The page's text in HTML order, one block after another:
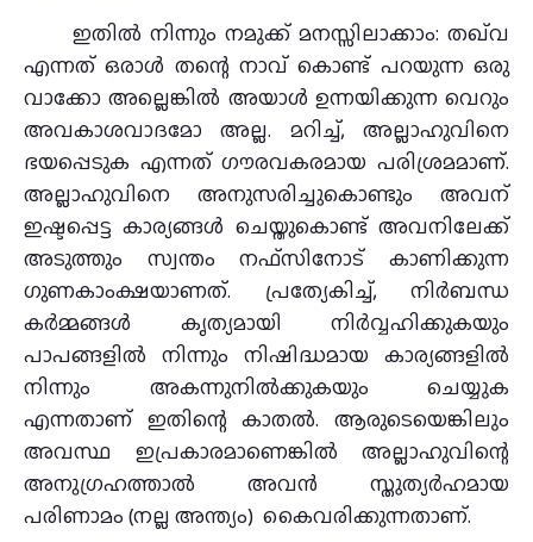
ഇതിൽ നിന്നും നമുക്ക് മനസ്സിലാക്കാം: തഖ്‌വ
എന്നത് ഒരാൾ തന്റെ നാവ് കൊണ്ട് പറയുന്ന ഒരു
വാക്കോ അല്ലെങ്കിൽ അയാൾ ഉന്നയിക്കുന്ന വെറും
അവകാശവാദമോ അല്ല. മറിച്ച്, അല്ലാഹുവിനെ
ഭയപ്പെടുക എന്നത് ഗൗരവകരമായ പരിശ്രമമാണ്.
അല്ലാഹുവിനെ അനുസരിച്ചുകൊണ്ടും അവന്
ഇഷ്ടപ്പെട്ട കാര്യങ്ങൾ ചെയ്തുകൊണ്ട് അവനിലേക്ക്
അടുത്തും സ്വന്തം നഫ്സിനോട് കാണിക്കുന്ന
ഗുണകാംക്ഷയാണത്. പ്രത്യേകിച്ച്, നിർബന്ധ
കർമ്മങ്ങൾ കൃത്യമായി നിർവ്വഹിക്കുകയും
പാപങ്ങളിൽ നിന്നും നിഷിദ്ധമായ കാര്യങ്ങളിൽ
നിന്നും അകന്നുനിൽക്കുകയും ചെയ്യുക
എന്നതാണ് ഇതിന്റെ കാതൽ. ആരുടെയെങ്കിലും
അവസ്ഥ ഇപ്രകാരമാണെങ്കിൽ അല്ലാഹുവിന്റെ
അനുഗ്രഹത്താൽ അവൻ സ്തുത്യർഹമായ
പരിണാമം (നല്ല അന്ത്യം) കൈവരിക്കുന്നതാണ്.